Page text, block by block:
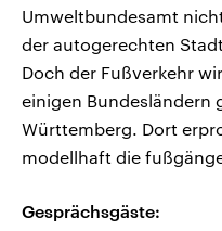
Umweltbundesamt
der autogerechten
Doch der Fußverkehr
einigen Bundesländern
Württemberg. Dort
modellhaft die
Gesprächsgäste: